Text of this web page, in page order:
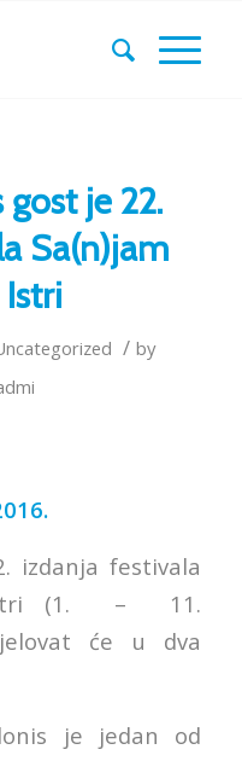
je 22.
Sa(n)jam
Istri
/ by
izdanja festivala
Istri (1. – 11.
će u dva
je jedan od